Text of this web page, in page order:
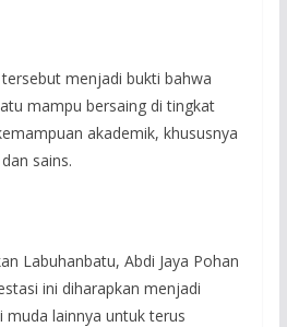
menjadi bukti bahwa
mampu bersaing di tingkat
akademik, khususnya
sains.
Labuhanbatu, Abdi Jaya Pohan
ini diharapkan menjadi
muda lainnya untuk terus